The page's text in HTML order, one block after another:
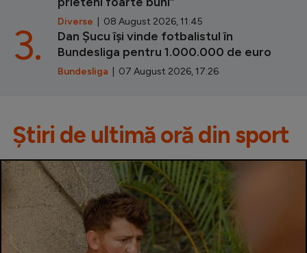
Diverse | 08 August 2026, 11:45
Dan Șucu își vinde fotbalistul în
Bundesliga pentru 1.000.000 de euro
Bundesliga | 07 August 2026, 17:26
3.
Știri de ultimă oră din sport